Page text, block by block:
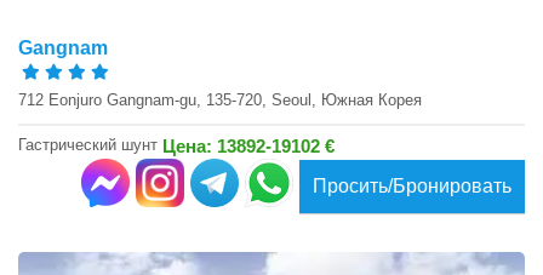
Gangnam
712 Eonjuro Gangnam-gu, 135-720, Seoul, Южная Корея
Гастрический шунт Цена: 13892-19102 €
Просить/Бронировать